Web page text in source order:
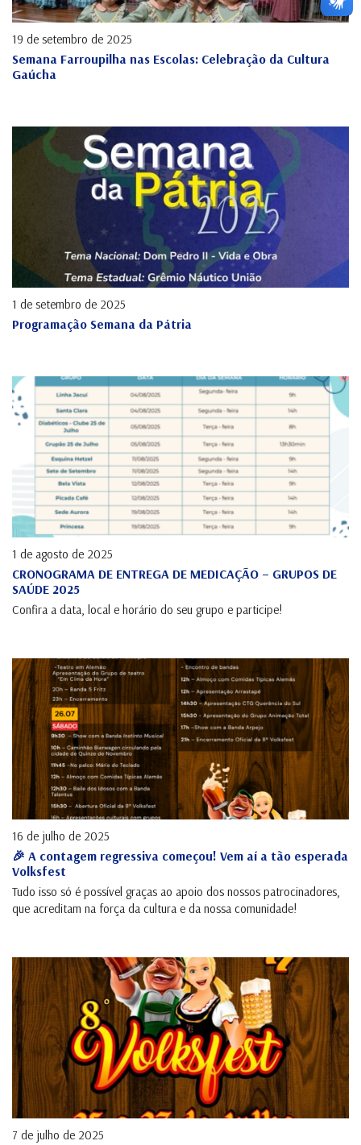
19 de setembro de 2025
Semana Farroupilha nas Escolas: Celebração da Cultura
Gaúcha
1 de setembro de 2025
Programação Semana da Pátria
1 de agosto de 2025
CRONOGRAMA DE ENTREGA DE MEDICAÇÃO – GRUPOS DE
SAÚDE 2025
Confira a data, local e horário do seu grupo e participe!
16 de julho de 2025
🎉 A contagem regressiva começou! Vem aí a tão esperada
Volksfest
Tudo isso só é possível graças ao apoio dos nossos patrocinadores,
que acreditam na força da cultura e da nossa comunidade!
7 de julho de 2025